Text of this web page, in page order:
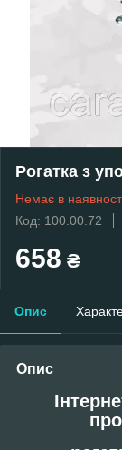
Рогатка з
Немає в
Код: 100.00.72
658 ₴
Опис
Опис